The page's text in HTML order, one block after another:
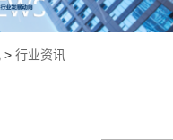
> 行业资讯